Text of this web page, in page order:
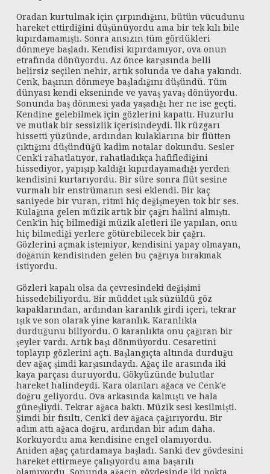
Oradan kurtulmak için çırpındığını, bütün vücudunu
hareket ettirdiğini düşünüyordu ama bir tek kılı bile
kıpırdamamıştı. Sonra ansızın tüm gördükleri
dönmeye başladı. Kendisi kıpırdamıyor, ova onun
etrafında dönüyordu. Az önce karşısında belli
belirsiz seçilen nehir, artık solunda ve daha yakındı.
Cenk, başının dönmeye başladığını düşündü. Tüm
dünyası kendi ekseninde ve yavaş yavaş dönüyordu.
Sonunda baş dönmesi yada yaşadığı her ne ise geçti.
Kendine gelebilmek için gözlerini kapattı. Huzurlu
ve mutlak bir sessizlik içerisindeydi. İlk rüzgarı
hissetti yüzünde, ardından kulaklarına bir flütten
çıktığını düşündüğü kadim notalar dokundu. Sesler
Cenk'i rahatlatıyor, rahatladıkça hafiflediğini
hissediyor, yapışıp kaldığı kıpırdayamadığı yerden
kendisini kurtarıyordu. Bir süre sonra flüt sesine
vurmalı bir enstrümanın sesi eklendi. Bir kaç
saniyede bir vuran, ritmi hiç değişmeyen tok bir ses.
Kulağına gelen müzik artık bir çağrı halini almıştı.
Cenk'in hiç bilmediği müzik aletleri ile yapılan, onu
hiç bilmediği yerlere götürebilecek bir çağrı.
Gözlerini açmak istemiyor, kendisini yapay olmayan,
doğanın kendisinden gelen bu çağrıya bırakmak
istiyordu.
Gözleri kapalı olsa da çevresindeki değişimi
hissedebiliyordu. Bir müddet ışık süzüldü göz
kapaklarından, ardından karanlık girdi içeri, tekrar
ışık ve son olarak yine karanlık. Karanlıkta
durduğunu biliyordu. O karanlıkta onu çağıran bir
şeyler vardı. Artık başı dönmüyordu. Cesaretini
toplayıp gözlerini açtı. Başlangıçta altında durduğu
dev ağaç şimdi karşısındaydı. Ağaç ile arasında iki
kaya parçası duruyordu. Gökyüzünde bulutlar
hareket halindeydi. Kara olanları ağaca ve Cenk'e
doğru geliyordu. Ova arkasında kalmıştı ve hala
güneşliydi. Tekrar ağaca baktı. Müzik sesi kesilmişti.
Şimdi bir fısıltı, Cenk'i dev ağaca çağırıyordu. Bir
adım attı ağaca doğru, ardından bir adım daha.
Korkuyordu ama kendisine engel olamıyordu.
Aniden ağaç çatırdamaya başladı. Sanki dev gövdesini
hareket ettirmeye çalışıyordu ama başarılı